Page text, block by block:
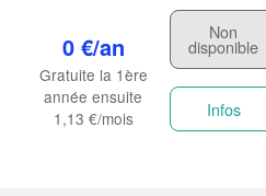
0 €/an
Gratuite la 1ère
année ensuite
1,13 €/mois
Non
disponible
Infos